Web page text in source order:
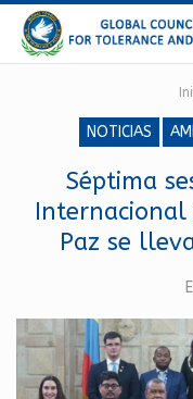
NOTICIAS
Séptima
Paz se